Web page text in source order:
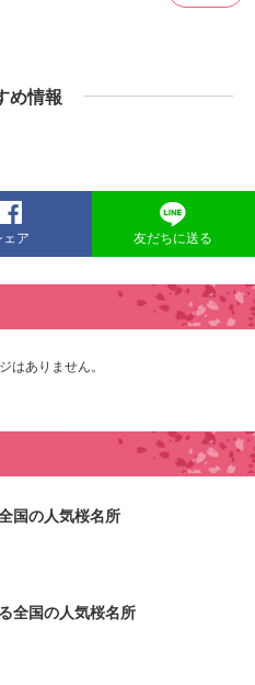
め情報
ェア 友だちに送る
はありません。
国の人気桜名所
全国の人気桜名所